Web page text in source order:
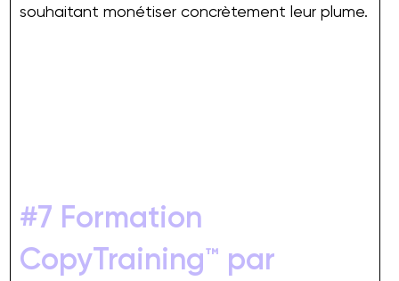
souhaitant monétiser concrètement leur plume.
#7 Formation
CopyTraining™ par